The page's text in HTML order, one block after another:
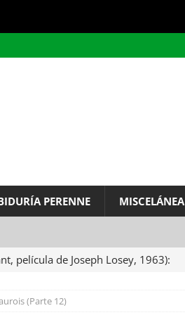
PERENNE MISCELÁNEA
película de Joseph Losey, 1963):
Baruch de Spinoza (Carta de
(Parte 12)